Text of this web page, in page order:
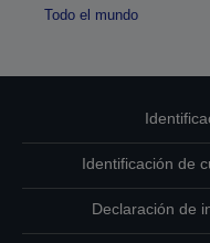
Todo el mundo
Identificación de
Declaración de